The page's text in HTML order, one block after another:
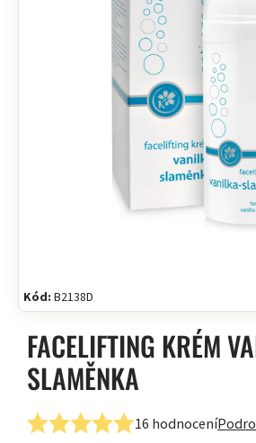
Kód: B2138D
FACELIFTING KRÉM
SLAMĚNKA
Průměrné
16 hodnocení